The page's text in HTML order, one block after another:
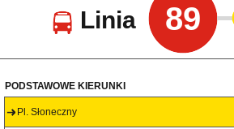
Linia 89
PODSTAWOWE KIERUNKI
Pl. Słoneczny